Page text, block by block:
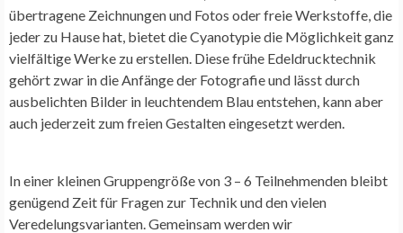
übertragene Zeichnungen und Fotos oder freie Werkstoffe, die
jeder zu Hause hat, bietet die Cyanotypie die Möglichkeit ganz
vielfältige Werke zu erstellen. Diese frühe Edeldrucktechnik
gehört zwar in die Anfänge der Fotografie und lässt durch
ausbelichten Bilder in leuchtendem Blau entstehen, kann aber
auch jederzeit zum freien Gestalten eingesetzt werden.
In einer kleinen Gruppengröße von 3 – 6 Teilnehmenden bleibt
genügend Zeit für Fragen zur Technik und den vielen
Veredelungsvarianten. Gemeinsam werden wir